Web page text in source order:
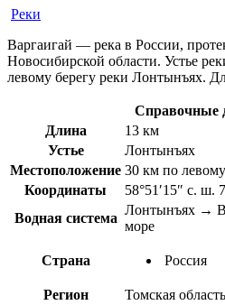
Реки
Варгаигай — река в России,
Новосибирской области. Устье
левому берегу реки Лонтынъях.
Справочные
Длина
13 км
Устье
Лонтынъях
Местоположение 30 км по
Координаты
58°51′15″ с. ш.
Водная система
Лонтынъях →
море
Страна Россия
Регион
Томская область